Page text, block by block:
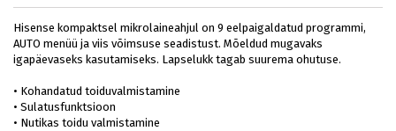
Hisense kompaktsel mikrolaineahjul on 9 eelpaigaldatud programmi,
AUTO menüü ja viis võimsuse seadistust. Mõeldud mugavaks
igapäevaseks kasutamiseks. Lapselukk tagab suurema ohutuse.
• Kohandatud toiduvalmistamine
• Sulatusfunktsioon
• Nutikas toidu valmistamine